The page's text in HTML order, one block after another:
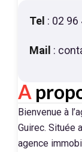
Tel : 02 96
Mail :
A
Bienvenue à
Guirec. Située
agence